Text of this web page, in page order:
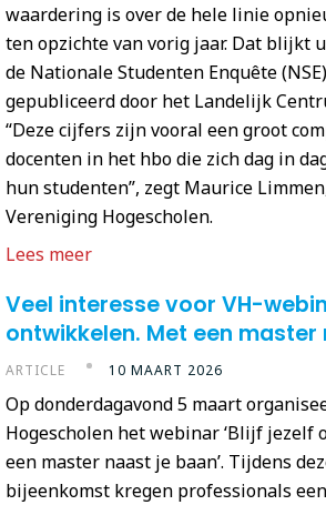
waardering is over de hele linie
ten opzichte van vorig jaar. Dat blijkt
de Nationale Studenten Enquête
gepubliceerd door het Landelijk
“Deze cijfers zijn vooral een groot
docenten in het hbo die zich dag in
hun studenten”, zegt Maurice
Vereniging Hogescholen.
Lees meer
Veel interesse voor VH-
ontwikkelen. Met een master
ARTICLE 10 MAART 2026
Op donderdagavond 5 maart
Hogescholen het webinar ‘Blijf jezelf
een master naast je baan’. Tijdens
bijeenkomst kregen professionals